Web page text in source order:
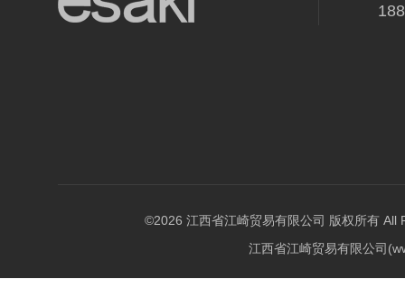
©2026 江西省江崎贸易有限公司 版权所有 All
江西省江崎贸易有限公司